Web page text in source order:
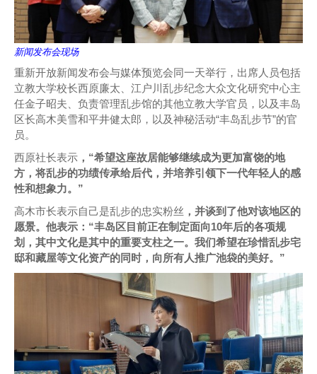
新闻发布会现场
重新开放新闻发布会与媒体预览会同一天举行，出席人员包括
立教大学校长西原廉太、江户川乱步纪念大众文化研究中心主
任金子昭夫、负责管理乱步馆的其他立教大学官员，以及丰岛
区长高木美雪和平井健太郎，以及神秘活动“丰岛乱步节”的官
员。
西原社长表示 ，“希望这座故居能够继续成为更加富饶的地
方，将乱步的功绩传承给后代，并培养引领下一代年轻人的感
性和想象力。”
高木市长表示自己是乱步的忠实粉丝 ，并谈到了他对该地区的
愿景。他表示：“丰岛区目前正在制定面向10年后的各项规
划，其中文化是其中的重要支柱之一。我们希望在珍惜乱步宅
邸和藏屋等文化资产的同时，向所有人推广池袋的美好。”